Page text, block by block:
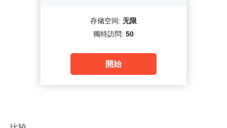
存储空间: 无限
獨特訪問: 50
開始